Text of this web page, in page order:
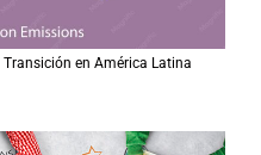
en América Latina